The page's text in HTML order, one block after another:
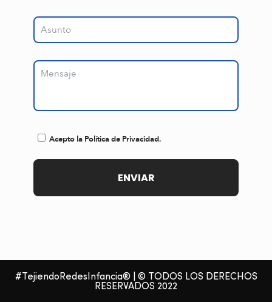
Acepto la Política de Privacidad.
#TejiendoRedesInfancia® | © TODOS LOS DERECHOS
RESERVADOS 2022